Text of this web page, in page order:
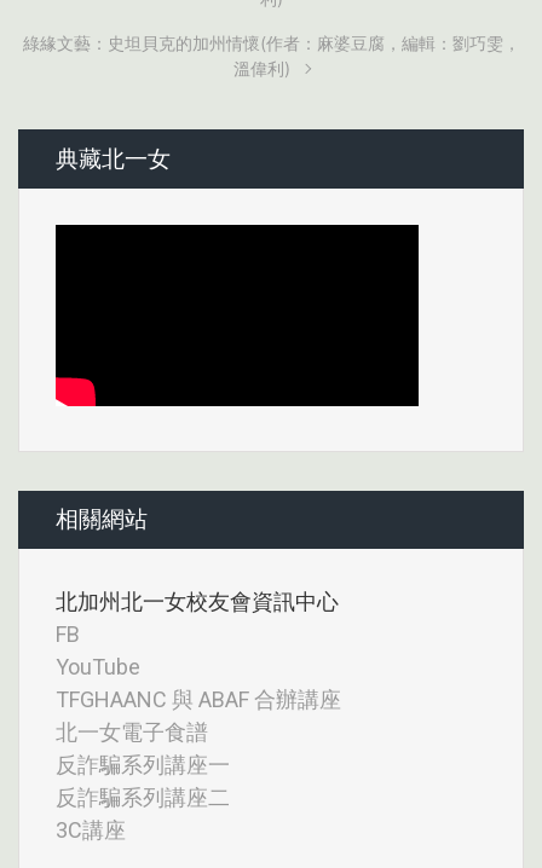
綠緣文藝：史坦貝克的加州情懷(作者：麻婆豆腐，編輯：劉巧雯，
溫偉利)
典藏北一女
相關網站
北加州北一女校友會資訊中心
FB
YouTube
TFGHAANC 與 ABAF 合辦講座
北一女電子食譜
反詐騙系列講座一
反詐騙系列講座二
3C講座